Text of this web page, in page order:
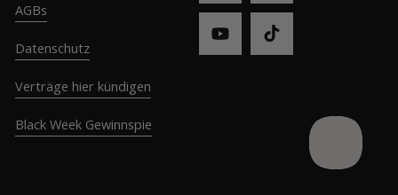
AGBs
Datenschutz
Verträge hier kündigen
Black Week Gewinnspie